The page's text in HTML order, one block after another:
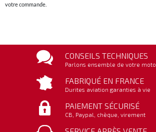
votre commande.
CONSEILS TECHNIQUES
Parlons ensemble de votre moto
FABRIQUÉ EN FRANCE
Durites aviation garanties à vie
PAIEMENT SÉCURISÉ
CB, Paypal, chèque, virement